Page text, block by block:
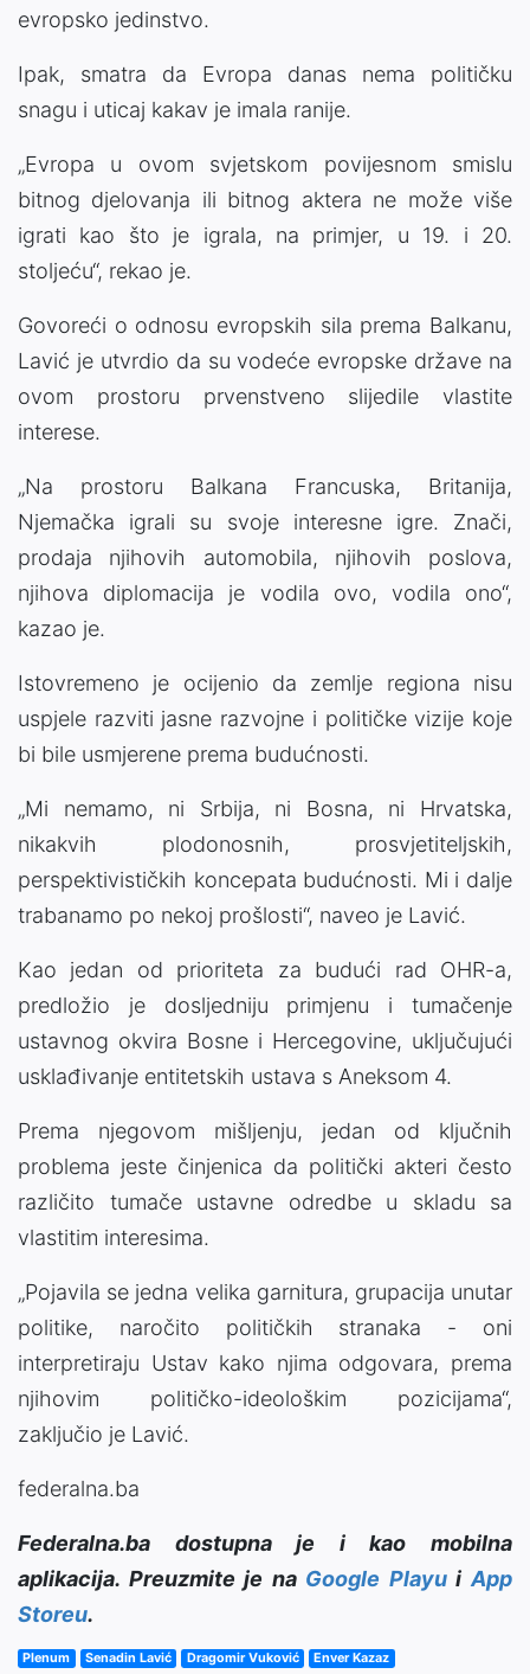
evropsko jedinstvo.
Ipak, smatra da Evropa danas nema političku
snagu i uticaj kakav je imala ranije.
„Evropa u ovom svjetskom povijesnom smislu
bitnog djelovanja ili bitnog aktera ne može više
igrati kao što je igrala, na primjer, u 19. i 20.
stoljeću“, rekao je.
Govoreći o odnosu evropskih sila prema Balkanu,
Lavić je utvrdio da su vodeće evropske države na
ovom prostoru prvenstveno slijedile vlastite
interese.
„Na prostoru Balkana Francuska, Britanija,
Njemačka igrali su svoje interesne igre. Znači,
prodaja njihovih automobila, njihovih poslova,
njihova diplomacija je vodila ovo, vodila ono“,
kazao je.
Istovremeno je ocijenio da zemlje regiona nisu
uspjele razviti jasne razvojne i političke vizije koje
bi bile usmjerene prema budućnosti.
„Mi nemamo, ni Srbija, ni Bosna, ni Hrvatska,
nikakvih plodonosnih, prosvjetiteljskih,
perspektivističkih koncepata budućnosti. Mi i dalje
trabanamo po nekoj prošlosti“, naveo je Lavić.
Kao jedan od prioriteta za budući rad OHR-a,
predložio je dosljedniju primjenu i tumačenje
ustavnog okvira Bosne i Hercegovine, uključujući
usklađivanje entitetskih ustava s Aneksom 4.
Prema njegovom mišljenju, jedan od ključnih
problema jeste činjenica da politički akteri često
različito tumače ustavne odredbe u skladu sa
vlastitim interesima.
„Pojavila se jedna velika garnitura, grupacija unutar
politike, naročito političkih stranaka - oni
interpretiraju Ustav kako njima odgovara, prema
njihovim političko-ideološkim pozicijama“,
zaključio je Lavić.
federalna.ba
Federalna.ba dostupna je i kao mobilna
aplikacija. Preuzmite je na Google PlayuiApp
Storeu.
Plenum Senadin Lavić Dragomir Vuković Enver Kazaz